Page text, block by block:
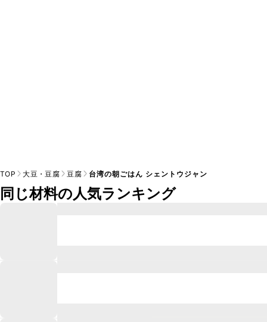
TOP 大豆・豆腐 豆腐 台湾の朝ごはん シェントウジャン
同じ材料の人気ランキング